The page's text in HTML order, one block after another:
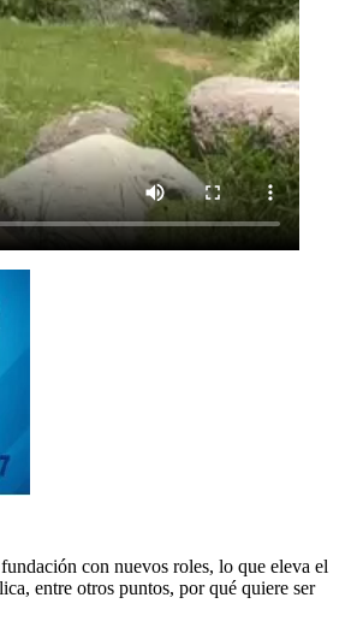
con nuevos roles, lo que eleva el
entre otros puntos, por qué quiere ser